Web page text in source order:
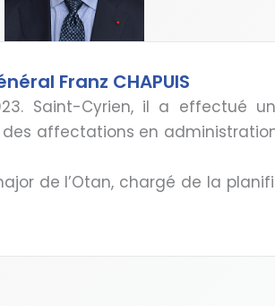
Franz CHAPUIS
Saint-Cyrien, il a effectué
affectations en
de l’Otan, chargé de la